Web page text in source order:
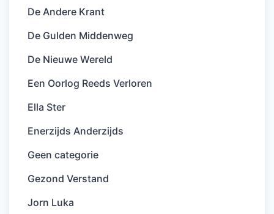
De Andere Krant
De Gulden Middenweg
De Nieuwe Wereld
Een Oorlog Reeds Verloren
Ella Ster
Enerzijds Anderzijds
Geen categorie
Gezond Verstand
Jorn Luka